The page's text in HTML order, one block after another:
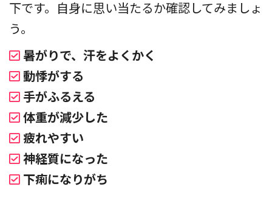
下です。自身に思い当たるか確認してみましょ
う。
暑がりで、汗をよくかく
動悸がする
手がふるえる
体重が減少した
疲れやすい
神経質になった
下痢になりがち